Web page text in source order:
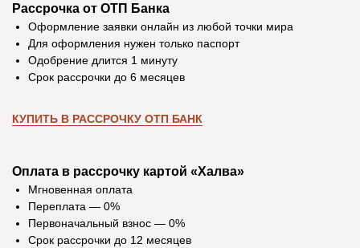
Рассрочка от ОТП Банка
Оформление заявки онлайн из любой точки мира
Для оформления нужен только паспорт
Одобрение длится 1 минуту
Срок рассрочки до 6 месяцев
КУПИТЬ В РАССРОЧКУ ОТП БАНК
Оплата в рассрочку картой «Халва»
Мгновенная оплата
Переплата — 0%
Первоначальный взнос — 0%
Срок рассрочки до 12 месяцев
Отзывы